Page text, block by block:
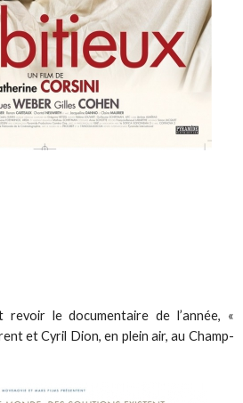
revoir le documentaire de l’année, «
et Cyril Dion, en plein air, au Champ-